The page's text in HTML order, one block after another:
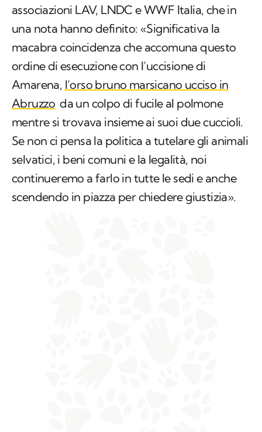
Un ulteriore ricorso è stato presentato dalle
associazioni LAV, LNDC e WWF Italia, che in
una nota hanno definito: «Significativa la
macabra coincidenza che accomuna questo
ordine di esecuzione con l’uccisione di
Amarena,l’orso bruno marsicano ucciso in
Abruzzoda un colpo di fucile al polmone
mentre si trovava insieme ai suoi due cuccioli.
Se non ci pensa la politica a tutelare gli animali
selvatici, i beni comuni e la legalità, noi
continueremo a farlo in tutte le sedi e anche